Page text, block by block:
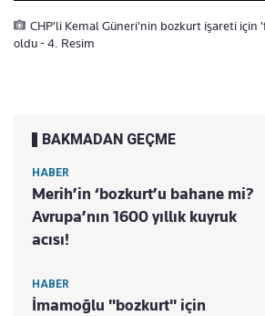
CHP'li Kemal Güneri'nin bozkurt işareti için
oldu - 4. Resim
BAKMADAN GEÇME
HABER
Merih’in ‘bozkurt’u bahane mi?
Avrupa’nın 1600 yıllık kuyruk
acısı!
HABER
İmamoğlu "bozkurt" için